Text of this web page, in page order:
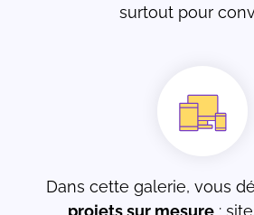
surtout pour
Dans cette galerie, vous
projets sur mesure: